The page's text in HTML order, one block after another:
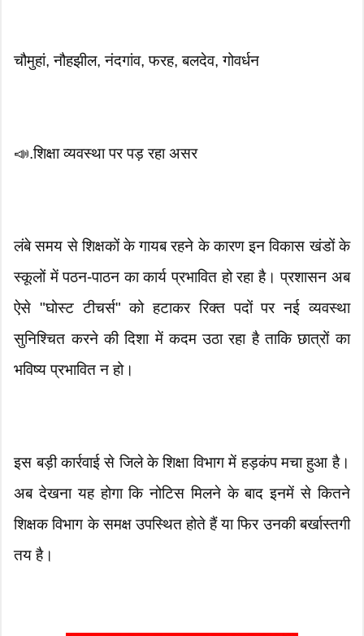
चौमुहां, नौहझील, नंदगांव, फरह, बलदेव, गोवर्धन
📣.शिक्षा व्यवस्था पर पड़ रहा असर
लंबे समय से शिक्षकों के गायब रहने के कारण इन विकास खंडों के
स्कूलों में पठन-पाठन का कार्य प्रभावित हो रहा है। प्रशासन अब
ऐसे "घोस्ट टीचर्स" को हटाकर रिक्त पदों पर नई व्यवस्था
सुनिश्चित करने की दिशा में कदम उठा रहा है ताकि छात्रों का
भविष्य प्रभावित न हो।
इस बड़ी कार्रवाई से जिले के शिक्षा विभाग में हड़कंप मचा हुआ है।
अब देखना यह होगा कि नोटिस मिलने के बाद इनमें से कितने
शिक्षक विभाग के समक्ष उपस्थित होते हैं या फिर उनकी बर्खास्तगी
तय है।